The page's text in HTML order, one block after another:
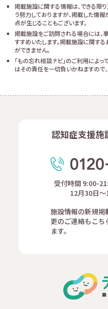
掲載施設に関する情報は、できる限
う努力しておりますが、掲載した情
点が生じることもございます。
掲載施設をご訪問される場合には、
すすめいたします。掲載施設に関す
ができません。
「もの忘れ相談ナビ」のご利用によ
はその責任を一切負いかねますので
認知症支援施
受付時間 9:00-
12月30日～
施設情報の新規掲
更のご連絡もこち
ます。